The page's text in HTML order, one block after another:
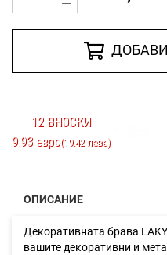
12 ВНОСКИ
9.93 евро(19.42 лева)
ОПИСАНИЕ
Декоративната брава
вашите декоративни и